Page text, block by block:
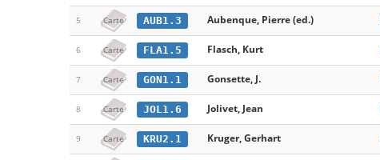
5 Carte AUB1.3 Aubenque, Pierre (ed.)
6 Carte FLA1.5 Flasch, Kurt
7 Carte GON1.1 Gonsette, J.
8 Carte JOL1.6 Jolivet, Jean
9 Carte KRU2.1 Kruger, Gerhart